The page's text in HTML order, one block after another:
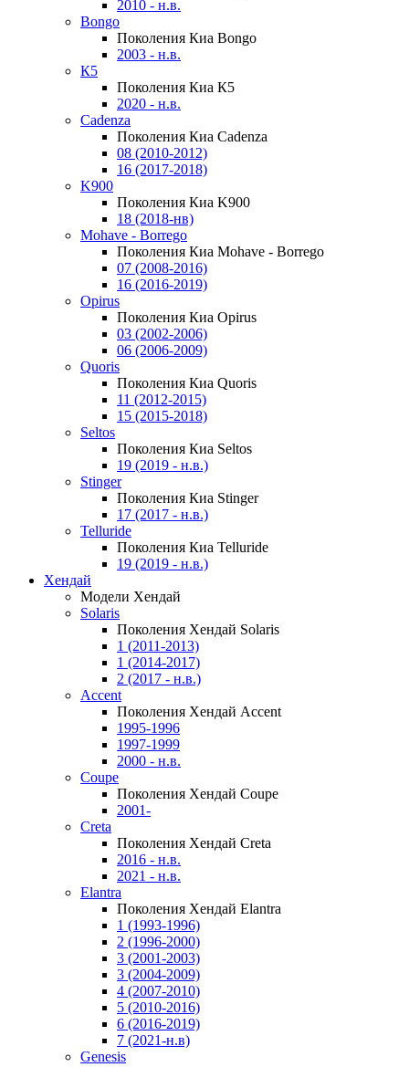
2010 - н.в.
Bongo
Поколения Киа Bongo
2003 - н.в.
К5
Поколения Киа К5
2020 - н.в.
Cadenza
Поколения Киа Cadenza
08 (2010-2012)
16 (2017-2018)
K900
Поколения Киа K900
18 (2018-нв)
Mohave - Borrego
Поколения Киа Mohave - Borrego
07 (2008-2016)
16 (2016-2019)
Opirus
Поколения Киа Opirus
03 (2002-2006)
06 (2006-2009)
Quoris
Поколения Киа Quoris
11 (2012-2015)
15 (2015-2018)
Seltos
Поколения Киа Seltos
19 (2019 - н.в.)
Stinger
Поколения Киа Stinger
17 (2017 - н.в.)
Telluride
Поколения Киа Telluride
19 (2019 - н.в.)
Хендай
Модели Хендай
Solaris
Поколения Хендай Solaris
1 (2011-2013)
1 (2014-2017)
2 (2017 - н.в.)
Accent
Поколения Хендай Accent
1995-1996
1997-1999
2000 - н.в.
Coupe
Поколения Хендай Coupe
2001-
Creta
Поколения Хендай Creta
2016 - н.в.
2021 - н.в.
Elantra
Поколения Хендай Elantra
1 (1993-1996)
2 (1996-2000)
3 (2001-2003)
3 (2004-2009)
4 (2007-2010)
5 (2010-2016)
6 (2016-2019)
7 (2021-н.в)
Genesis